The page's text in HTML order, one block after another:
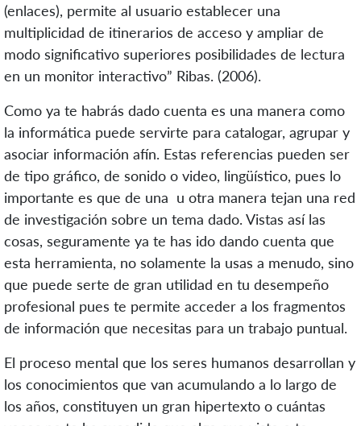
(enlaces), permite al usuario establecer una
multiplicidad de itinerarios de acceso y ampliar de
modo significativo superiores posibilidades de lectura
en un monitor interactivo” Ribas. (2006).
Como ya te habrás dado cuenta es una manera como
la informática puede servirte para catalogar, agrupar y
asociar información afín. Estas referencias pueden ser
de tipo gráfico, de sonido o video, lingüístico, pues lo
importante es que de una u otra manera tejan una red
de investigación sobre un tema dado. Vistas así las
cosas, seguramente ya te has ido dando cuenta que
esta herramienta, no solamente la usas a menudo, sino
que puede serte de gran utilidad en tu desempeño
profesional pues te permite acceder a los fragmentos
de información que necesitas para un trabajo puntual.
El proceso mental que los seres humanos desarrollan y
los conocimientos que van acumulando a lo largo de
los años, constituyen un gran hipertexto o cuántas